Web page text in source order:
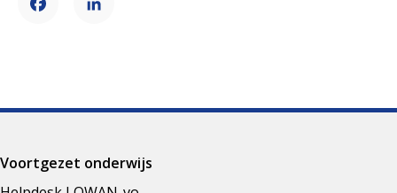
FacebookLinkedIn
Voortgezet onderwijs